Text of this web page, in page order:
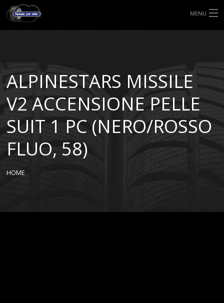
MENU
MISURE GOMME
BLOG
SHOP
ALPINESTARS MISSILE
V2 ACCENSIONE PELLE
SUIT 1 PC (NERO/ROSSO
FLUO, 58)
HOME